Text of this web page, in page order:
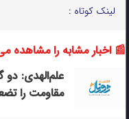
لینک کوتاه :
📰 اخبار مشابه را مشاهده
علم‌الهدی: دو
مقاومت را